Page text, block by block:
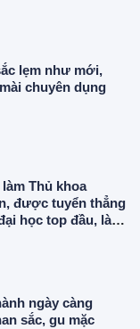
lẹm như mới,
chuyên dụng
Thủ khoa
được tuyển thẳng
học top đầu, là Á
ngày càng
sắc, gu mặc